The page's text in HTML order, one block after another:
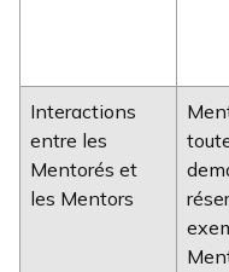
Interactions
entre les
Mentorés et
les Mentors